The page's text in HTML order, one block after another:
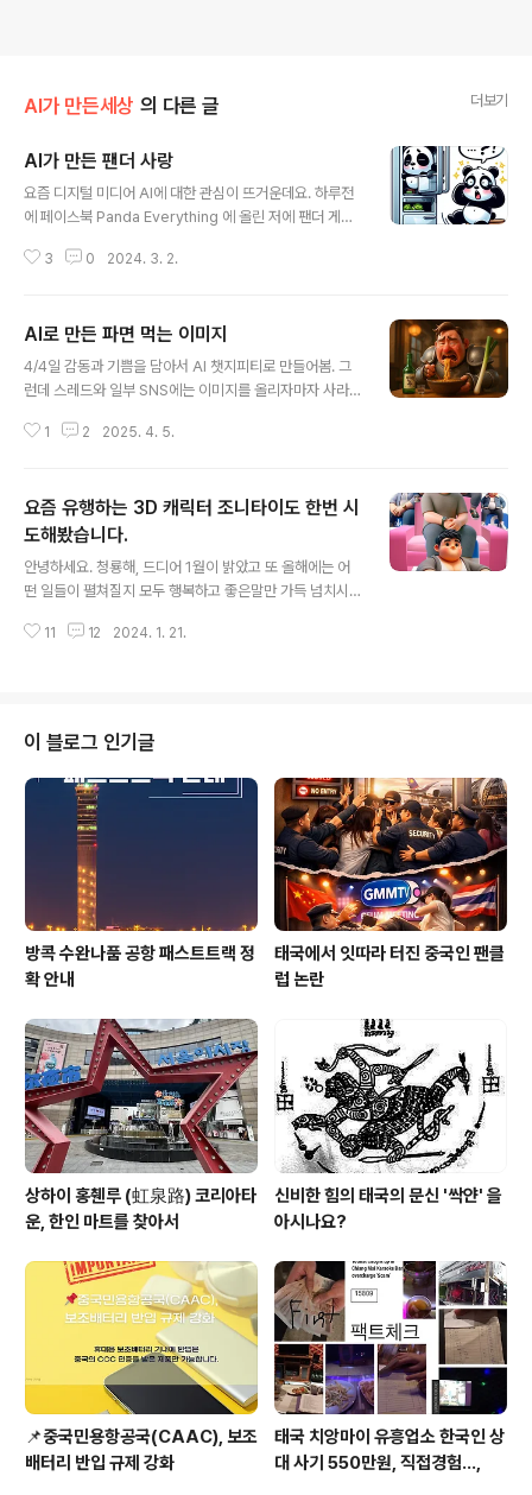
AI가 만든세상 의 다른 글 더보기
AI가 만든 팬더 사랑
요즘 디지털 미디어 AI에 대한 관심이 뜨거운데요. 하루전
에 페이스북 Panda Everything 에 올린 저에 팬더 게시
아요가 넘아가고 있고 댓글도 많이 달리고 있는것을 보고
딸기 과일에서 팬더가 태어나고 있어요" 라고 에게 주문을
했죠.! 그런데 이렇게 멜론과 딸기안에서 태어나는 귀여운
이쁜 팬더를 만들어 주더군요. 크리에이티브, 창작의 무안
셨다면 아래 좋아요와 구독해주시면 큰 도움이 됩니다. 감
3 0 2024. 3. 2.
AI로 만든 파면 먹는 이미지
4/4일 감동과 기쁨을 담아서 AI 챗지피티로 만들어봄. 그
런데 스레드와 일부 SNS에는 이미지를 올리자마자 사라
다. 나는 파면이라는 주제로 챗 지피티에게 주문을 했습니
군요. 대신 챗지피티는 우회해서어떻게 하면 좋은지 알려
주더군요. 그렇게 해서 만든 파면을 먹는 그 윤씨작품입니
다. 파와 탄핵주를 테이블에 놓고 슬픈표정으로파면을 먹
는 모습의 3D 이미지를 만들어 달라고 했어요. AI가 만든
파면 이미지 마음에 드시면아래 좋아요/ 공감 / 구독버튼
쿡 눌러주시면 큰 도움이 됩니다.
1 2 2025. 4. 5.
요즘 유행하는 3D 캐릭터 조니타이도 한번 시
도해봤습니다.
안녕하세요. 청룡해, 드디어 1월이 밝았고 또 올해에는 어
떤 일들이 펼쳐질지 모두 행복하고 좋은말만 가득 넘치시
만들어주는 AI 시대 우선 요즘 SNS에서 유행하는 3D캐릭
방콕 도심 빌딩 배경을 삼아 앉아있는 사람들이 너무 무섭
게 느껴져서 캔베스에서 매직 클리어로 사람들을 제거했어
요. ㅎㅎㅎ 암튼! ㅋㅋ 다시 이야기로 돌아가서. 우와 귀엽
다. 좋아요. 눌러주면서 관심을 갖았죠. 그런데 이런건 어떻
게 만드는걸까? 혹시 관련 어플이 있어서 원하는데로 만들
어주는것일까? 더욱 궁굼해졌습니..
11 12 2024. 1. 21.
이 블로그 인기글
방콕 수완나품 공항 패스트트랙 정
확 안내
태국에서 잇따라 터진 중국인 팬클
럽 논란
상하이 홍췐루 (虹泉路) 코리아타
운, 한인 마트를 찾아서
신비한 힘의 태국의 문신 '싹얀' 을
아시나요?
📌중국민용항공국(CAAC), 보조
배터리 반입 규제 강화
태국 치앙마이 유흥업소 한국인 상
대 사기 550만원, 직접경험...,